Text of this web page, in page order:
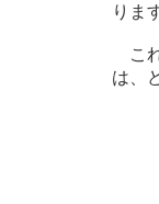
りま
こ
は、